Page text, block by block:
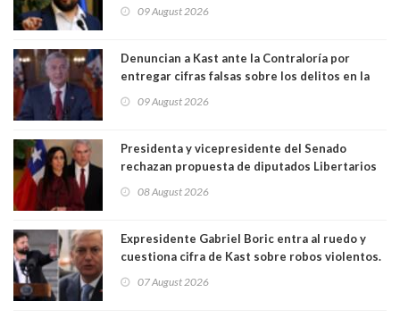
a favor de la oposición, sería una victoria de la
09 August 2026
Denuncian a Kast ante la Contraloría por
entregar cifras falsas sobre los delitos en la
09 August 2026
Presidenta y vicepresidente del Senado
rechazan propuesta de diputados Libertarios
"Constituye un camino equivocado"
08 August 2026
Expresidente Gabriel Boric entra al ruedo y
cuestiona cifra de Kast sobre robos violentos.
07 August 2026